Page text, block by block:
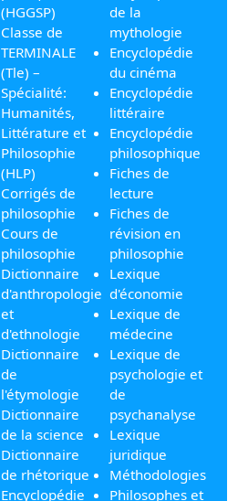
(HGGSP)
Classe de
TERMINALE
(Tle) –
Spécialité:
Humanités,
Littérature et
Philosophie
(HLP)
Corrigés de
philosophie
Cours de
philosophie
Dictionnaire
d'anthropologie
et
d'ethnologie
Dictionnaire
de
l'étymologie
Dictionnaire
de la science
Dictionnaire
de rhétorique
Encyclopédie
de la
mythologie
Encyclopédie
du cinéma
Encyclopédie
littéraire
Encyclopédie
philosophique
Fiches de
lecture
Fiches de
révision en
philosophie
Lexique
d'économie
Lexique de
médecine
Lexique de
psychologie et
de
psychanalyse
Lexique
juridique
Méthodologies
Philosophes et